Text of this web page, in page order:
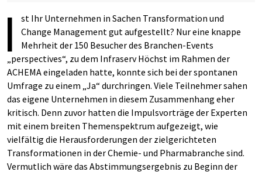
I
st Ihr Unternehmen in Sachen Transformation und
Change Management gut aufgestellt? Nur eine knappe
Mehrheit der 150 Besucher des Branchen-Events
„perspectives“, zu dem Infraserv Höchst im Rahmen der
ACHEMA eingeladen hatte, konnte sich bei der spontanen
Umfrage zu einem „Ja“ durchringen. Viele Teilnehmer sahen
das eigene Unternehmen in diesem Zusammenhang eher
kritisch. Denn zuvor hatten die Impulsvorträge der Experten
mit einem breiten Themenspektrum aufgezeigt, wie
vielfältig die Herausforderungen der zielgerichteten
Transformationen in der Chemie- und Pharmabranche sind.
Vermutlich wäre das Abstimmungsergebnis zu Beginn der